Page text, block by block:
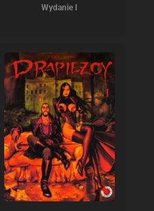
Wydanie I